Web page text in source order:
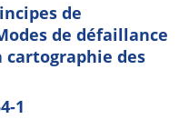
de
de défaillance
des
1